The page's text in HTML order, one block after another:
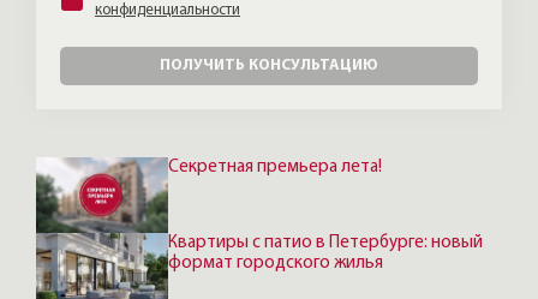
Секретная премьера лета!
Квартиры с патио в Петербурге: новый
формат городского жилья
конфиденциальности
ПОЛУЧИТЬ КОНСУЛЬТАЦИЮ